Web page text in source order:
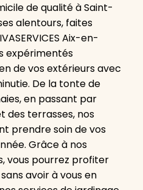
de qualité à Saint-
alentours, faites
Aix-en-
expérimentés
de vos extérieurs avec
De la tonte de
en passant par
des terrasses, nos
prendre soin de vos
Grâce à nos
vous pourrez profiter
avoir à vous en